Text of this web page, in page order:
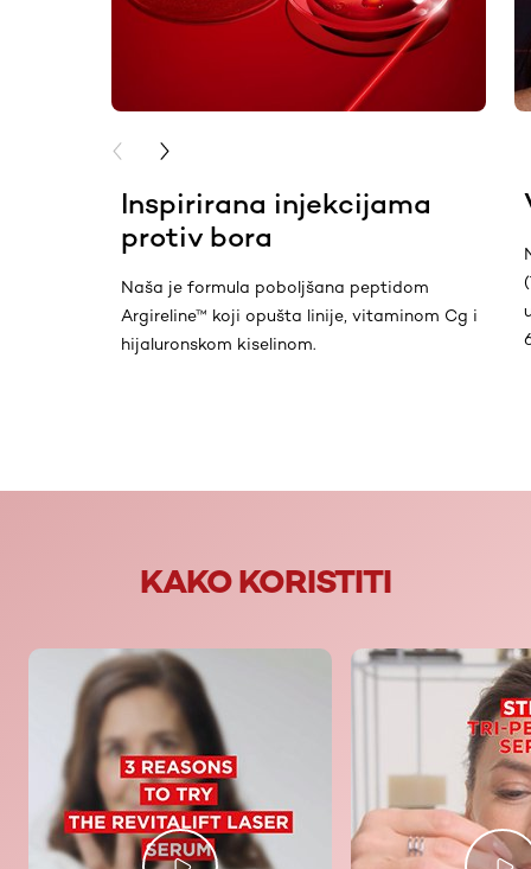
Inspirirana injekcijama
protiv bora
Naša je formula poboljšana peptidom
Argireline™ koji opušta linije, vitaminom Cg i
hijaluronskom kiselinom.
PREVIOUS CARD
NEXT CARD
KAKO KORISTITI